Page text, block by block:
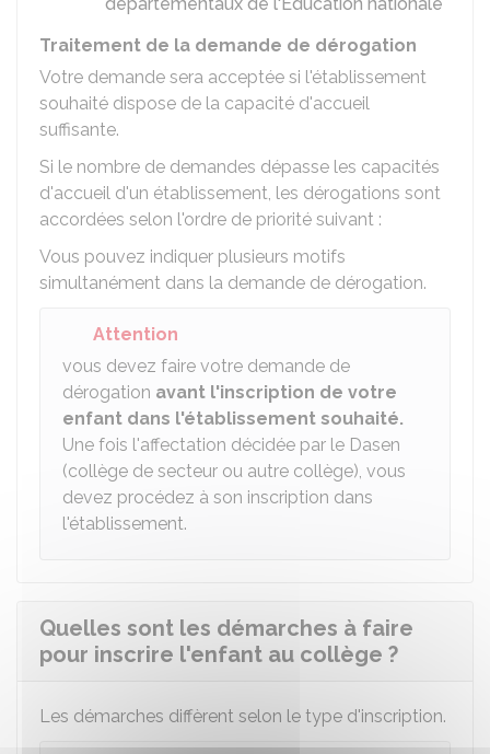
Traitement de la demande de dérogation
Votre demande sera acceptée si l'établissement
souhaité dispose de la capacité d'accueil
suffisante.
Si le nombre de demandes dépasse les capacités
d'accueil d'un établissement, les dérogations sont
accordées selon l'ordre de priorité suivant :
Vous pouvez indiquer plusieurs motifs
simultanément dans la demande de dérogation.
Attention
vous devez faire votre demande de
dérogation avant l'inscription de votre
enfant dans l'établissement souhaité.
Une fois l'affectation décidée par le Dasen
(collège de secteur ou autre collège), vous
devez procédez à son inscription dans
l'établissement.
Quelles sont les démarches à faire
pour inscrire l'enfant au collège ?
Les démarches diffèrent selon le type d'inscription.